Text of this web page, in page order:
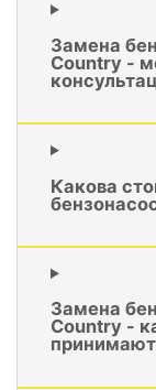
Замена
Country -
Какова
Замена
Country -